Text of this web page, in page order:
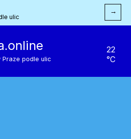
ulic
→
Praze podle ulic
22
°C